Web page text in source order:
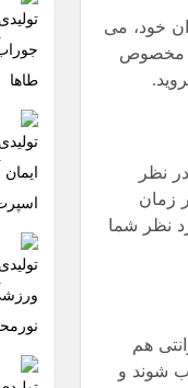
خود، می
مخصوص
نظر
زمان
نظر شما
هم
شوند و